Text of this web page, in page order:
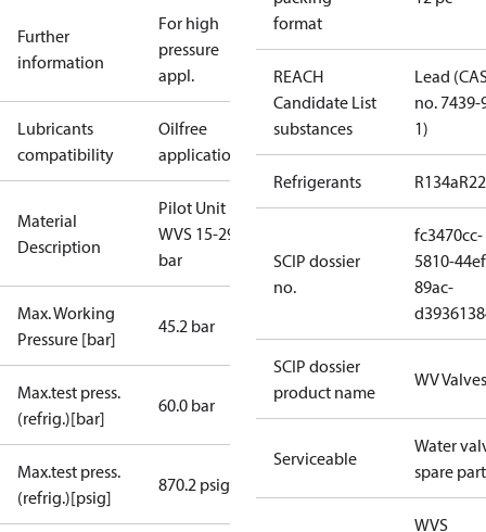
Further
information
For high
pressure
appl.
Lubricants
compatibility
Oilfree
applications
Material
Description
Pilot Unit For
WVS 15-29
bar
Max. Working
Pressure [bar]
45.2 bar
Max.test press.
(refrig.)[bar]
60.0 bar
Max.test press.
(refrig.)[psig]
870.2 psig
format
REACH
Candidate List
substances
Lead
no. 7439-
1)
Refrigerants R134aR22
SCIP dossier
no.
fc3470cc-
5810-
89ac-
SCIP dossier
product name
WV Valves
Serviceable
Water
spare
WVS